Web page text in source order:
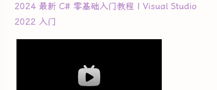
2024 最新 C# 零基础入门教程 | Visual Studio
2022 入门